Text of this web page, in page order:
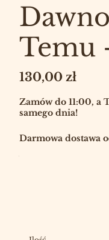
Temu
Cena
130,00 zł
Zamów do 11:00, a
samego dnia!
Darmowa dostawa